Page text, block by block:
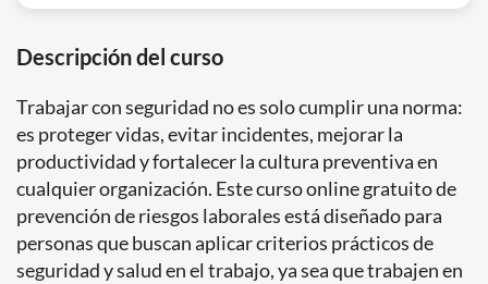
Descripción del curso
Trabajar con seguridad no es solo cumplir una norma:
es proteger vidas, evitar incidentes, mejorar la
productividad y fortalecer la cultura preventiva en
cualquier organización. Este curso online gratuito de
prevención de riesgos laborales está diseñado para
personas que buscan aplicar criterios prácticos de
seguridad y salud en el trabajo, ya sea que trabajen en